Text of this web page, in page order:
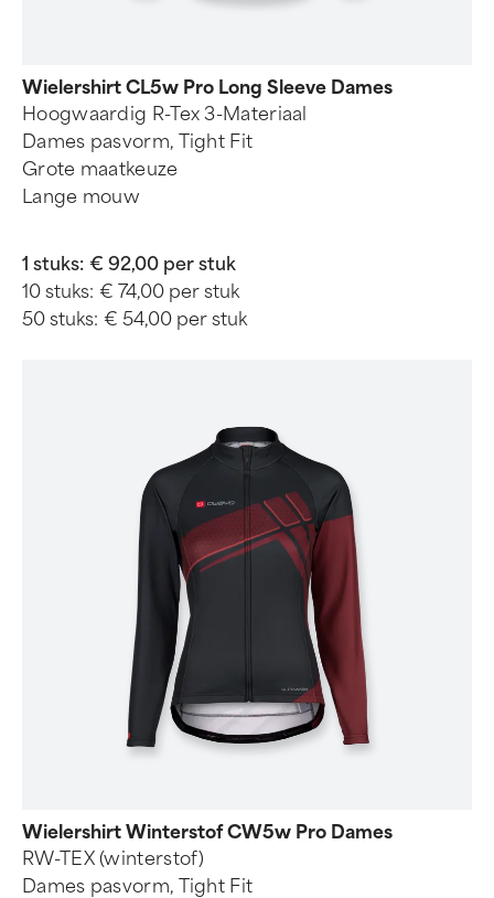
Wielershirt CL5w Pro Long Sleeve Dames
Hoogwaardig R-Tex 3-Materiaal
Dames pasvorm, Tight Fit
Grote maatkeuze
Lange mouw
1 stuks: € 92,00 per stuk
10 stuks: € 74,00 per stuk
50 stuks: € 54,00 per stuk
Wielershirt Winterstof CW5w Pro Dames
RW-TEX (winterstof)
Dames pasvorm, Tight Fit